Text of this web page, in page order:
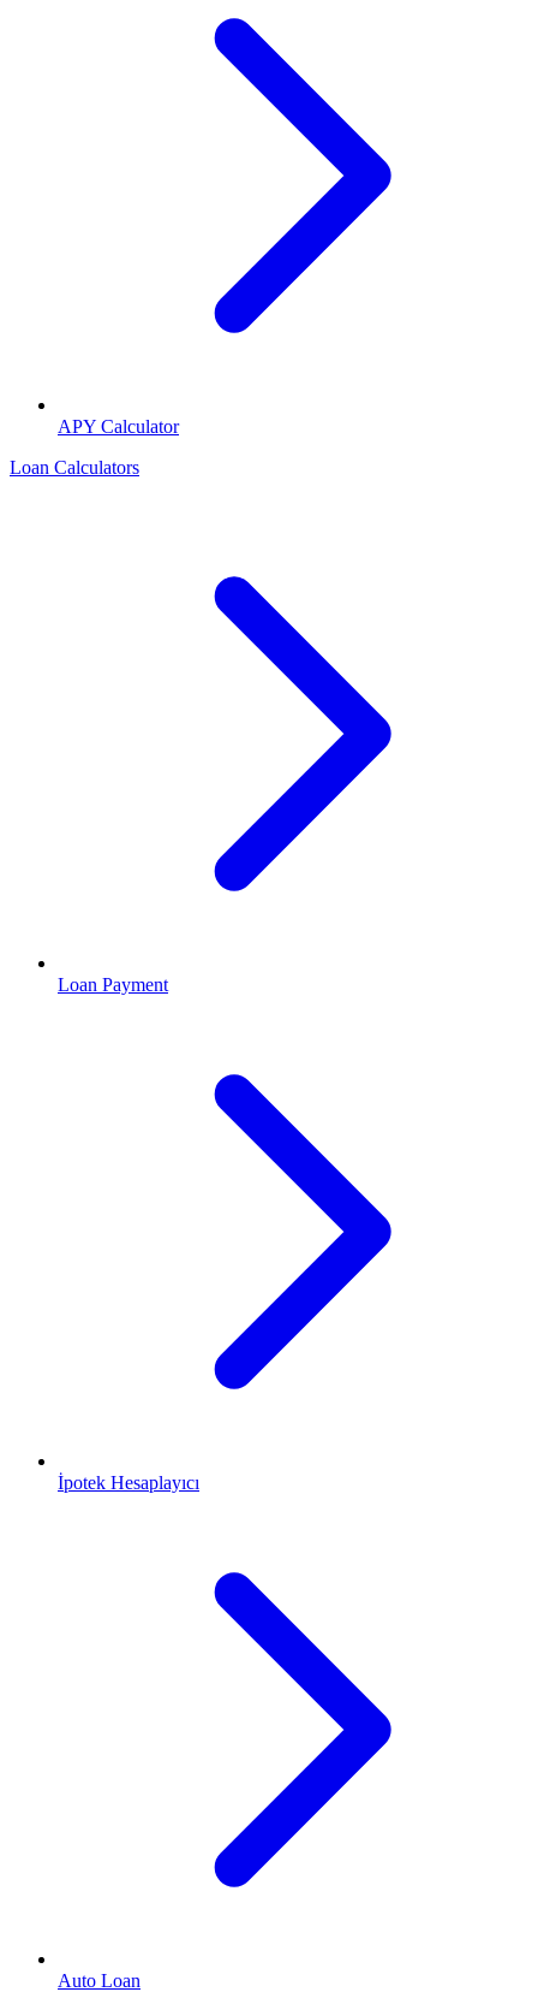
APY Calculator
Loan Calculators
Loan Payment
İpotek Hesaplayıcı
Auto Loan